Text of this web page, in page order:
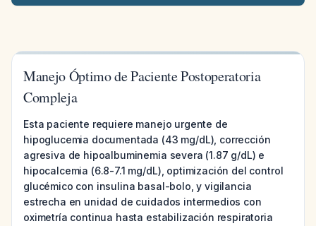
Manejo Óptimo de Paciente Postoperatoria
Compleja
Esta paciente requiere manejo urgente de
hipoglucemia documentada (43 mg/dL), corrección
agresiva de hipoalbuminemia severa (1.87 g/dL) e
hipocalcemia (6.8-7.1 mg/dL), optimización del control
glucémico con insulina basal-bolo, y vigilancia
estrecha en unidad de cuidados intermedios con
oximetría continua hasta estabilización respiratoria